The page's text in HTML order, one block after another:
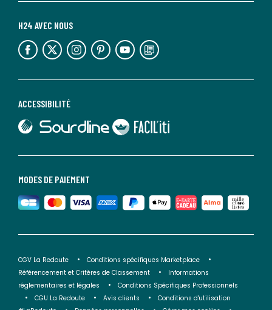
MODES DE PAIEMENT
ACCESSIBILITÉ
lien vers Sourdline
lien vers Faciliti
H24 AVEC NOUS
lien vers l'espace réseaux sociaux lien vers l'espace réseaux sociaux lien vers l'espace réseaux sociaux lien vers l'espace réseaux sociaux lien vers l'espace réseaux sociaux lien vers le blog la redoute
CGV La Redoute
Conditions spécifiques Marketplace
Référencement et Critères de Classement
Informations
réglementaires et légales
Conditions Spécifiques Professionnels
CGU La Redoute
Avis clients
Conditions d'utilisation